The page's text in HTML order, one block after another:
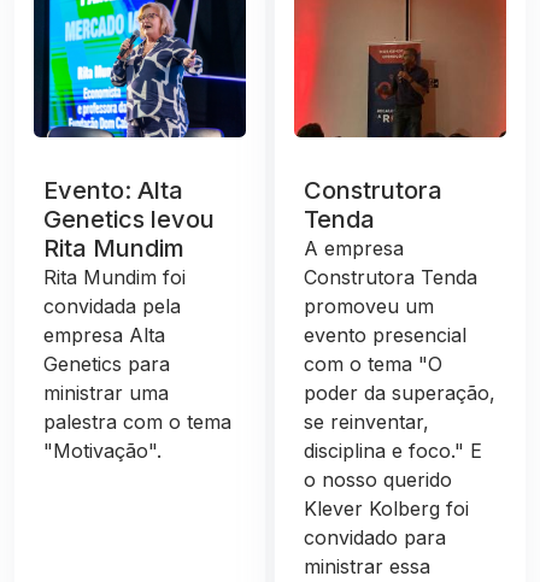
Evento: Alta
Genetics levou
Rita Mundim
Rita Mundim foi
convidada pela
empresa Alta
Genetics para
ministrar uma
palestra com o tema
"Motivação".
Construtora
Tenda
A empresa
Construtora Tenda
promoveu um
evento presencial
com o tema "O
poder da superação,
se reinventar,
disciplina e foco." E
o nosso querido
Klever Kolberg foi
convidado para
ministrar essa